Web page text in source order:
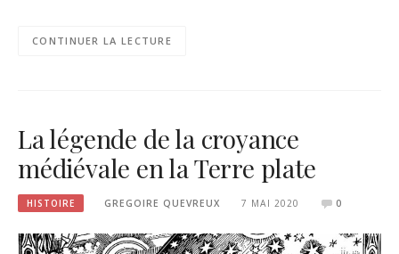
CONTINUER LA LECTURE
La légende de la croyance
médiévale en la Terre plate
HISTOIRE GREGOIRE QUEVREUX 7 MAI 2020 0